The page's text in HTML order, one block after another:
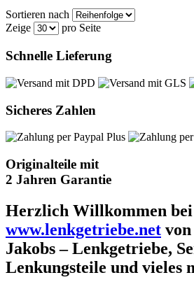
Sortieren nach
Zeige
pro Seite
Schnelle Lieferung
Sicheres Zahlen
Originalteile mit
2 Jahren Garantie
Herzlich Willkommen bei
www.lenkgetriebe.net
Jakobs – Lenkgetriebe,
Lenkungsteile und vieles